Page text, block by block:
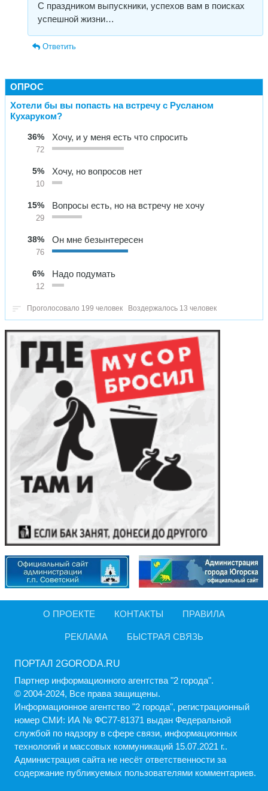
С праздником выпускники, успехов вам в поисках
успешной жизни…
Ответить
ОПРОС
Хотели бы вы попасть на встречу с Русланом
Кухаруком?
36%
72
Хочу, и у меня есть что спросить
5%
10
Хочу, но вопросов нет
15%
29
Вопросы есть, но на встречу не хочу
38%
76
Он мне безынтересен
6%
12
Надо подумать
Проголосовало 199 человек Воздержалось 13 человек
О ПРОЕКТЕ КОНТАКТЫ ПРАВИЛА
РЕКЛАМА БЫСТРАЯ СВЯЗЬ
ПОРТАЛ 2GORODA.RU
Партнер информационного агентства "2 города".
© 2004-2024, Все права защищены.
Информационное агентство "2 города", регистрационный
номер СМИ: ИА № ФС77-81371 выдан Федеральной
службой по надзору в сфере связи, информационных
технологий и массовых коммуникаций 15.07.2021 г..
Администрация cайта не несёт ответственности за
содержание публикуемых пользователями комментариев.